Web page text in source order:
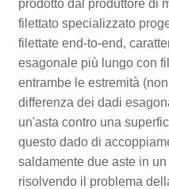
prodotto dal produttore di
filettato specializzato
filettate end-to-end,
esagonale più lungo con
entrambe le estremità
differenza dei dadi
un'asta contro una
questo dado di
saldamente due aste in
risolvendo il problema